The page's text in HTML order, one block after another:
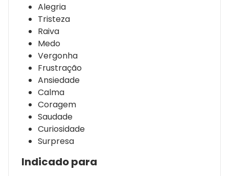
Alegria
Tristeza
Raiva
Medo
Vergonha
Frustração
Ansiedade
Calma
Coragem
Saudade
Curiosidade
Surpresa
Indicado para